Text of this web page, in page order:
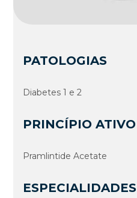
PATOLOGIAS
Diabetes 1 e 2
PRINCÍPIO ATIVO
Pramlintide Acetate
ESPECIALIDADES